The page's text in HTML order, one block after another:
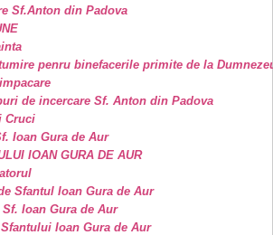
Sf.Anton din Padova
penru binefacerile primite de la
de incercare Sf. Anton din Padova
Cruci
Ioan Gura de Aur
IOAN GURA DE AUR
Sfantul Ioan Gura de Aur
Ioan Gura de Aur
Ioan Gura de Aur